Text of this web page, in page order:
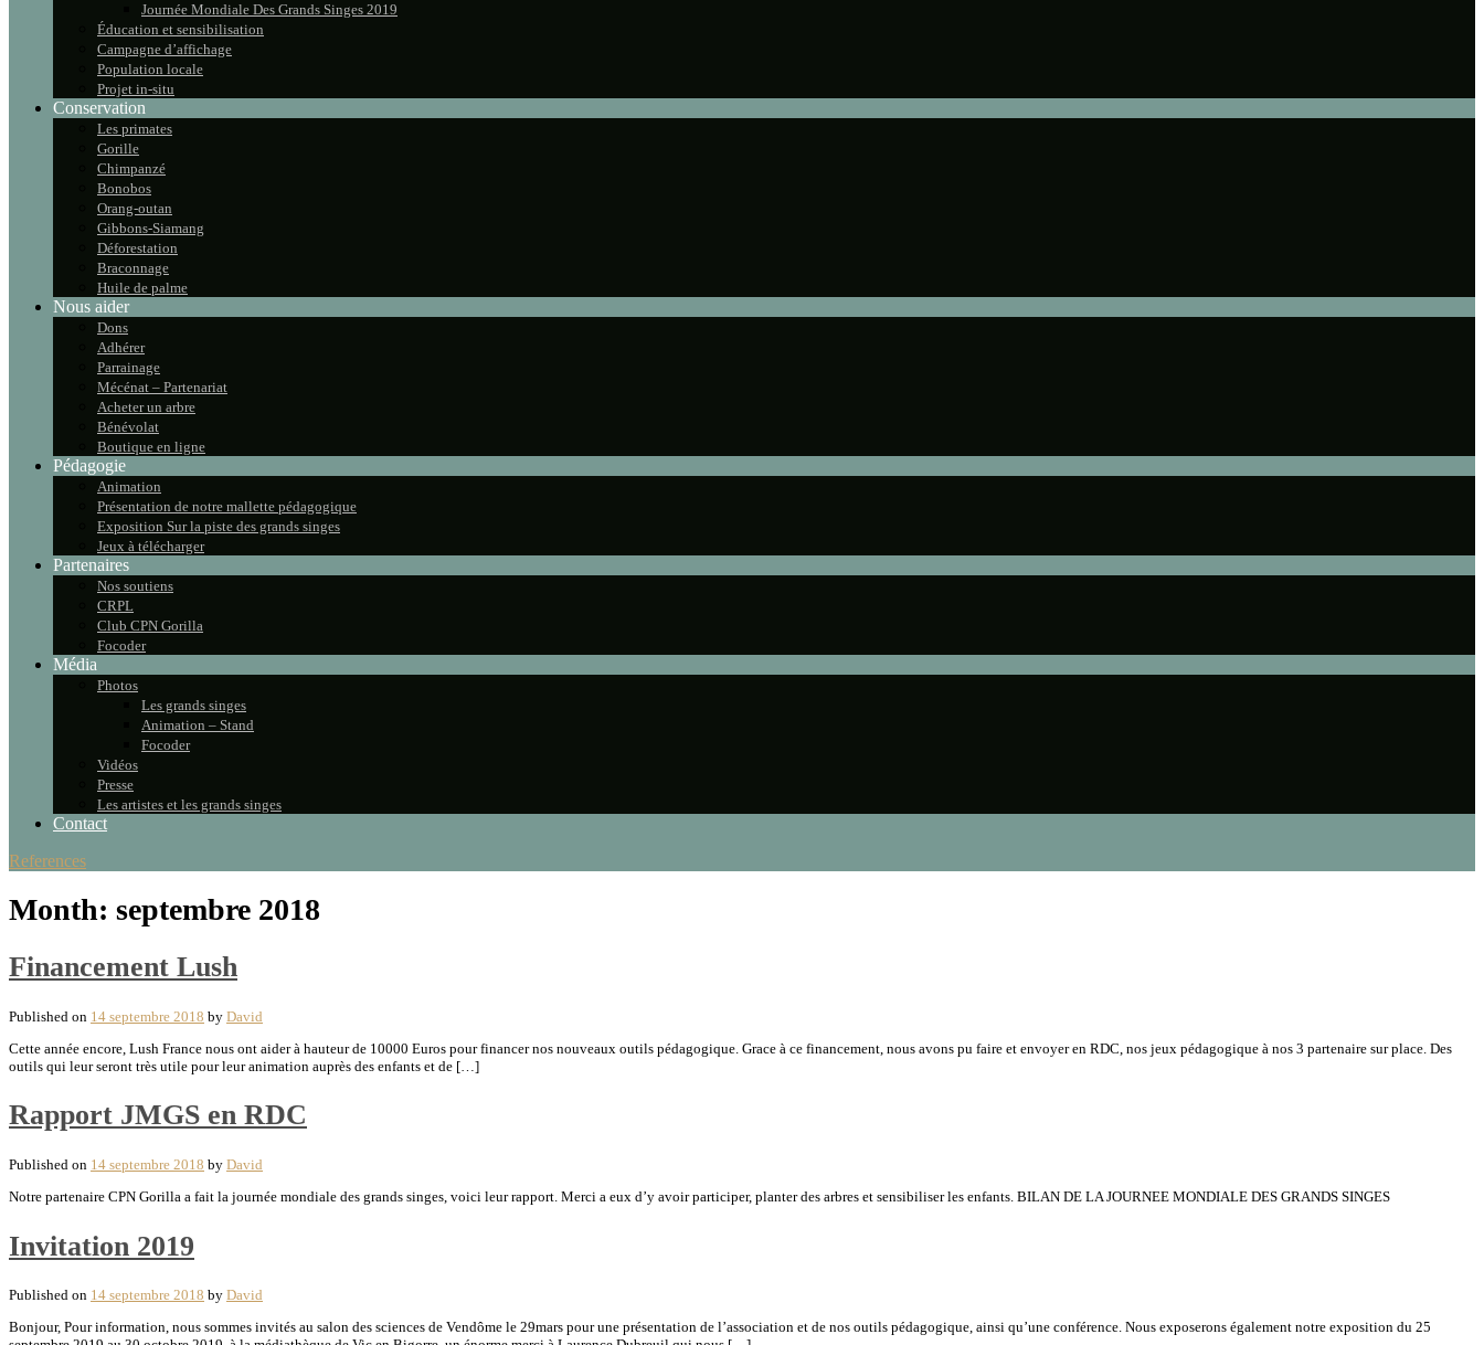
Journée Mondiale Des Grands Singes 2019
Éducation et sensibilisation
Campagne d’affichage
Population locale
Projet in-situ
Conservation
Les primates
Gorille
Chimpanzé
Bonobos
Orang-outan
Gibbons-Siamang
Déforestation
Braconnage
Huile de palme
Nous aider
Dons
Adhérer
Parrainage
Mécénat – Partenariat
Acheter un arbre
Bénévolat
Boutique en ligne
Pédagogie
Animation
Présentation de notre mallette pédagogique
Exposition Sur la piste des grands singes
Jeux à télécharger
Partenaires
Nos soutiens
CRPL
Club CPN Gorilla
Focoder
Média
Photos
Les grands singes
Animation – Stand
Focoder
Vidéos
Presse
Les artistes et les grands singes
Contact
References
Month: septembre 2018
Financement Lush
Published on 14 septembre 2018 by David
Cette année encore, Lush France nous ont aider à hauteur de 10000 Euros pour financer nos nouveaux outils pédagogique. Grace à ce financement, nous avons pu faire et envoyer en RDC, nos jeux pédagogique à nos 3 partenaire sur place. Des
outils qui leur seront très utile pour leur animation auprès des enfants et de […]
Rapport JMGS en RDC
Published on 14 septembre 2018 by David
Notre partenaire CPN Gorilla a fait la journée mondiale des grands singes, voici leur rapport. Merci a eux d’y avoir participer, planter des arbres et sensibiliser les enfants. BILAN DE LA JOURNEE MONDIALE DES GRANDS SINGES
Invitation 2019
Published on 14 septembre 2018 by David
Bonjour, Pour information, nous sommes invités au salon des sciences de Vendôme le 29mars pour une présentation de l’association et de nos outils pédagogique, ainsi qu’une conférence. Nous exposerons également notre exposition du 25